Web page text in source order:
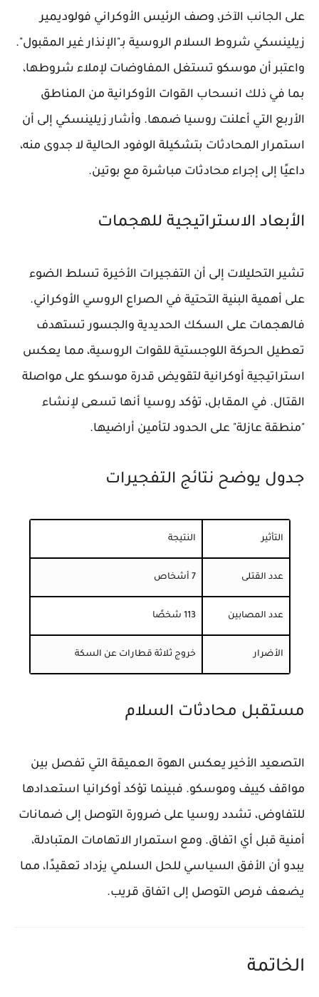
على الجانب الآخر، وصف الرئيس الأوكراني فولوديمير
زيلينسكي شروط السلام الروسية بـ"الإنذار غير المقبول".
واعتبر أن موسكو تستغل المفاوضات لإملاء شروطها،
بما في ذلك انسحاب القوات الأوكرانية من المناطق
الأربع التي أعلنت روسيا ضمها. وأشار زيلينسكي إلى أن
استمرار المحادثات بتشكيلة الوفود الحالية لا جدوى منه،
داعيًا إلى إجراء محادثات مباشرة مع بوتين.
الأبعاد الاستراتيجية للهجمات
تشير التحليلات إلى أن التفجيرات الأخيرة تسلط الضوء
على أهمية البنية التحتية في الصراع الروسي الأوكراني.
فالهجمات على السكك الحديدية والجسور تستهدف
تعطيل الحركة اللوجستية للقوات الروسية، مما يعكس
استراتيجية أوكرانية لتقويض قدرة موسكو على مواصلة
القتال. في المقابل، تؤكد روسيا أنها تسعى لإنشاء
"منطقة عازلة" على الحدود لتأمين أراضيها.
جدول يوضح نتائج التفجيرات
التأثير النتيجة
عدد القتلى 7 أشخاص
عدد المصابين 113 شخصًا
الأضرار خروج ثلاثة قطارات عن السكة
مستقبل محادثات السلام
التصعيد الأخير يعكس الهوة العميقة التي تفصل بين
مواقف كييف وموسكو. فبينما تؤكد أوكرانيا استعدادها
للتفاوض، تشدد روسيا على ضرورة التوصل إلى ضمانات
أمنية قبل أي اتفاق. ومع استمرار الاتهامات المتبادلة،
يبدو أن الأفق السياسي للحل السلمي يزداد تعقيدًا، مما
يضعف فرص التوصل إلى اتفاق قريب.
الخاتمة